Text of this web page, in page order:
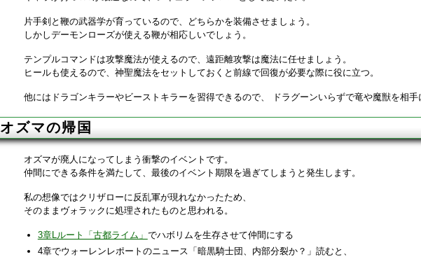
片手剣と鞭の武器学が育っているので、どちらかを装備させましょう。
しかしデーモンローズが使える鞭が相応しいでしょう。
テンプルコマンドは攻撃魔法が使えるので、遠距離攻撃は魔法に任せましょう。
ヒールも使えるので、神聖魔法をセットしておくと前線で回復が必要な際に役に立つ。
他にはドラゴンキラーやビーストキラーを習得できるので、 ドラグーンいらずで竜や魔獣を相手
オズマの帰国
オズマが廃人になってしまう衝撃のイベントです。
仲間にできる条件を満たして、最後のイベント期限を過ぎてしまうと発生します。
私の想像ではクリザローに反乱軍が現れなかったため、
そのままヴォラックに処理されたものと思われる。
3章Lルート「古都ライム」 でハボリムを生存させて仲間にする
4章でウォーレンレポートのニュース「暗黒騎士団、内部分裂か？」読むと、